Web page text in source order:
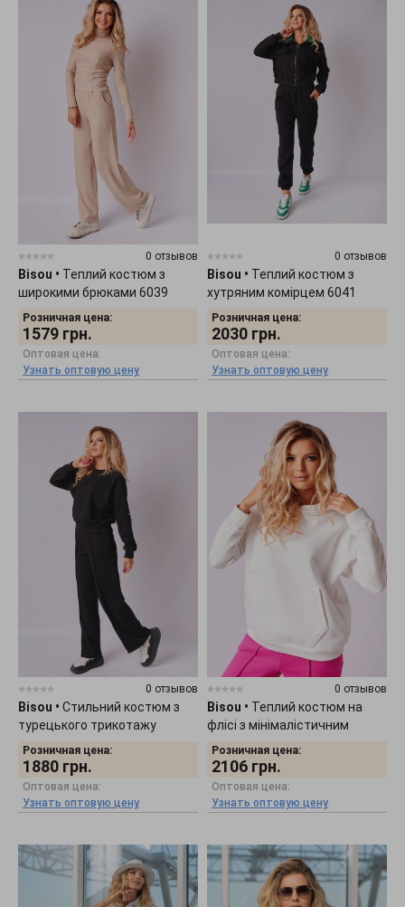
0 отзывов
Bisou • Теплий костюм з
широкими брюками 6039
Розничная цена:
1579 грн.
Оптовая цена:
Узнать оптовую цену
0 отзывов
Bisou • Теплий костюм з
хутряним комірцем 6041
Розничная цена:
2030 грн.
Оптовая цена:
Узнать оптовую цену
0 отзывов
Bisou • Стильний костюм з
турецького трикотажу
"Пеньє" 6040
Розничная цена:
1880 грн.
Оптовая цена:
Узнать оптовую цену
0 отзывов
Bisou • Теплий костюм на
флісі з мінімалістичним
принтом 6042
Розничная цена:
2106 грн.
Оптовая цена:
Узнать оптовую цену